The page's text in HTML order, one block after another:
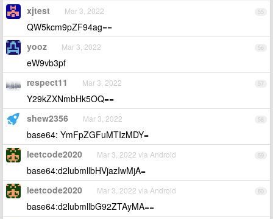
55
xjtest Mar 3, 2022
QW5kcm9pZF94ag==
56
yooz Mar 3, 2022
eW9vb3pf
57
respect11 Mar 3, 2022
Y29kZXNmbHk5OQ==
58
shew2356 Mar 3, 2022
base64: YmFpZGFuMTIzMDY=
59
leetcode2020 Mar 3, 2022 via Android
base64:d2lubmllbHVjazIwMjA=
60
leetcode2020 Mar 3, 2022 via Android
base64:d2lubmllbG92ZTAyMA==